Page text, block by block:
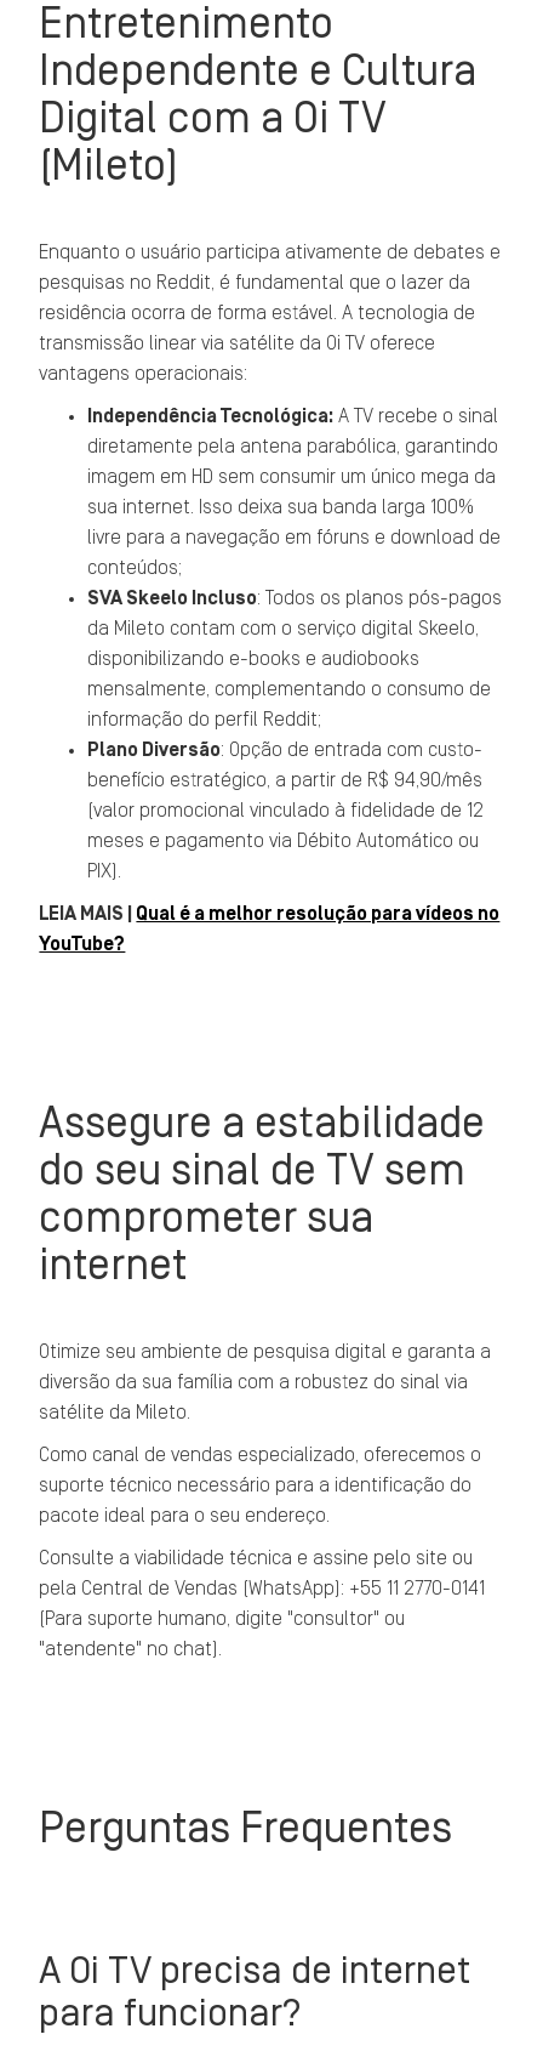
Entretenimento
Independente e Cultura
Digital com a Oi TV
(Mileto)
Enquanto o usuário participa ativamente de debates e
pesquisas no Reddit, é fundamental que o lazer da
residência ocorra de forma estável. A tecnologia de
transmissão linear via satélite da Oi TV oferece
vantagens operacionais:
Independência Tecnológica: A TV recebe o sinal
diretamente pela antena parabólica, garantindo
imagem em HD sem consumir um único mega da
sua internet. Isso deixa sua banda larga 100%
livre para a navegação em fóruns e download de
conteúdos;
SVA Skeelo Incluso: Todos os planos pós-pagos
da Mileto contam com o serviço digital Skeelo,
disponibilizando e-books e audiobooks
mensalmente, complementando o consumo de
informação do perfil Reddit;
Plano Diversão: Opção de entrada com custo-
benefício estratégico, a partir de R$ 94,90/mês
(valor promocional vinculado à fidelidade de 12
meses e pagamento via Débito Automático ou
PIX).
LEIA MAIS | Qual é a melhor resolução para vídeos no
YouTube?
Assegure a estabilidade
do seu sinal de TV sem
comprometer sua
internet
Otimize seu ambiente de pesquisa digital e garanta a
diversão da sua família com a robustez do sinal via
satélite da Mileto.
Como canal de vendas especializado, oferecemos o
suporte técnico necessário para a identificação do
pacote ideal para o seu endereço.
Consulte a viabilidade técnica e assine pelo site ou
pela Central de Vendas (WhatsApp): +55 11 2770-0141
(Para suporte humano, digite "consultor" ou
"atendente" no chat).
Perguntas Frequentes
A Oi TV precisa de internet
para funcionar?